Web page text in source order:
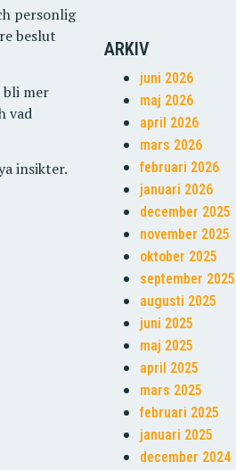
personlig
beslut
bli mer
vad
insikter.
ARKIV
juni 2026
maj 2026
april 2026
mars 2026
februari 2026
januari 2026
december 2025
november 2025
oktober 2025
september 2025
augusti 2025
juni 2025
maj 2025
april 2025
mars 2025
februari 2025
januari 2025
december 2024